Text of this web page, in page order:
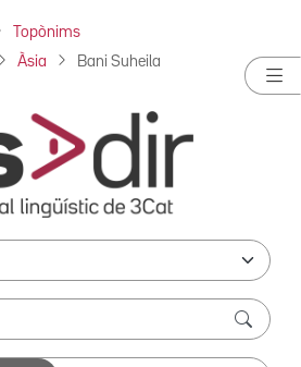
Topònims
Àsia Bani Suheila